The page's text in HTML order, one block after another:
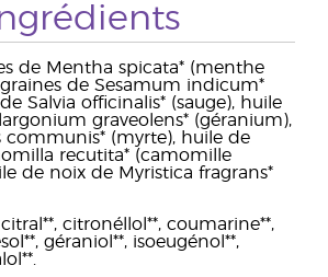
de Mentha spicata* (menthe
de Sesamum indicum*
Salvia officinalis* (sauge), huile
graveolens* (géranium),
communis* (myrte), huile de
recutita* (camomille
de noix de Myristica fragrans*
citronéllol**, coumarine**,
géraniol**, isoeugénol**,